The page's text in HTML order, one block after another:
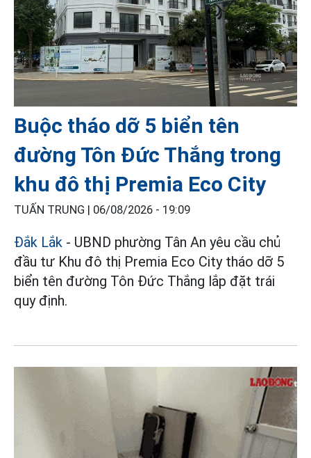
Buộc tháo dỡ 5 biển tên
đường Tôn Đức Thắng trong
khu đô thị Premia Eco City
TUẤN TRUNG | 06/08/2026 - 19:09
Đắk Lắk - UBND phường Tân An yêu cầu chủ
đầu tư Khu đô thị Premia Eco City tháo dỡ 5
biển tên đường Tôn Đức Thắng lắp đặt trái
quy định.